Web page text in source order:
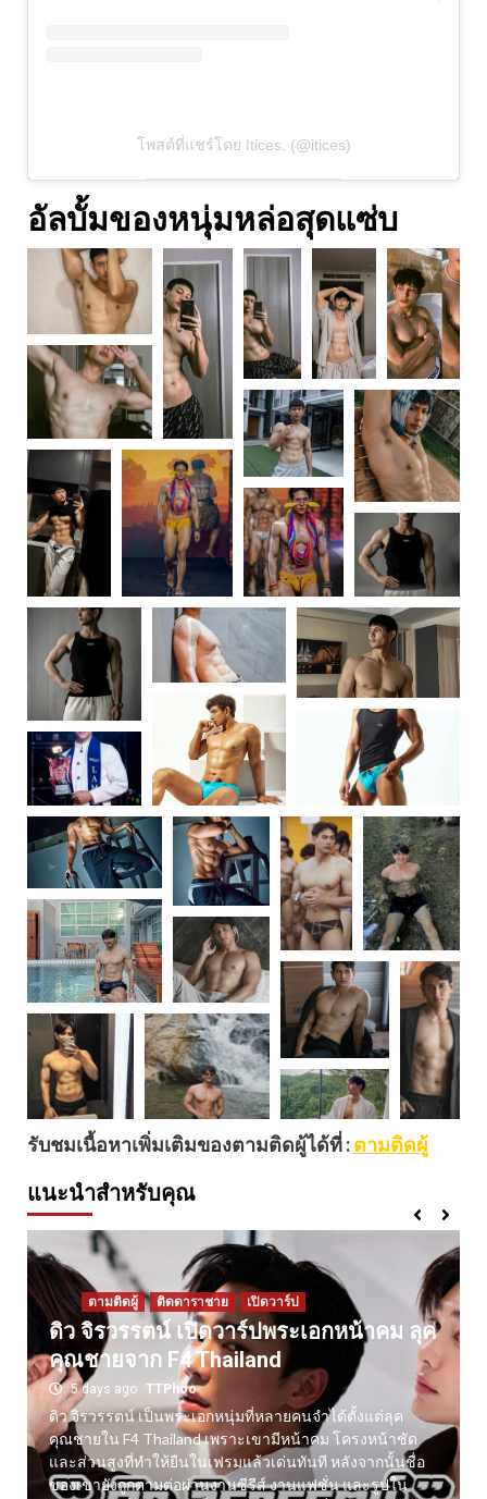
โพสต์ที่แชร์โดย Itices. (@itices)
อัลบั้มของหนุ่มหล่อสุดแซ่บ
รับชมเนื้อหาเพิ่มเติมของตามติดผู้ได้ที่ :ตามติดผู้
แนะนำสำหรับคุณ
ตามติดผู้ ติดดาราชาย เปิดวาร์ป
ดิว จิรวรรตน์ เปิดวาร์ปพระเอกหน้าคม ลุค
คุณชายจาก F4 Thailand
5 days ago TTPhoo
ดิว จิรวรรตน์ เป็นพระเอกหนุ่มที่หลายคนจำได้ตั้งแต่ลุค
คุณชายใน F4 Thailand เพราะเขามีหน้าคม โครงหน้าชัด
และส่วนสูงที่ทำให้ยืนในเฟรมแล้วเด่นทันที หลังจากนั้นชื่อ
ของเขายังถูกตามต่อผ่านงานซีรีส์ งานแฟชั่น และรูปใน